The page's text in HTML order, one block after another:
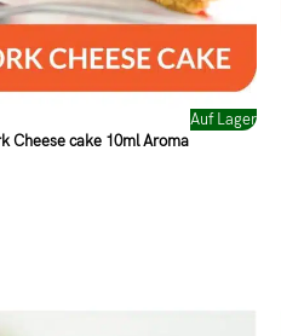
Auf Lager
Cheese cake 10ml Aroma